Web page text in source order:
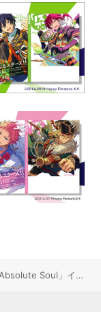
第6回 シングル「Absolute Soul」インタビュー第2弾鈴木このみ×奥井雅美 スペシャル対談！